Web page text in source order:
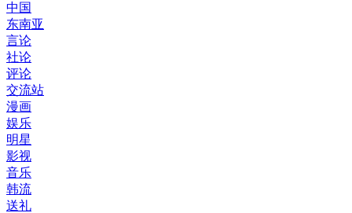
中国
东南亚
言论
社论
评论
交流站
漫画
娱乐
明星
影视
音乐
韩流
送礼